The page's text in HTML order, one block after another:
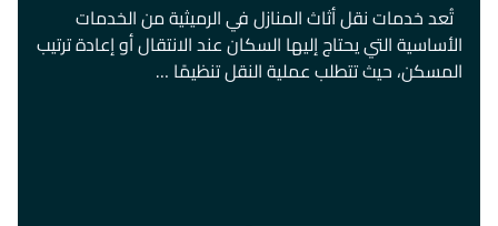
تُعد خدمات نقل أثاث المنازل في الرميثية من الخدمات
الأساسية التي يحتاج إليها السكان عند الانتقال أو إعادة ترتيب
المسكن، حيث تتطلب عملية النقل تنظيمًا …